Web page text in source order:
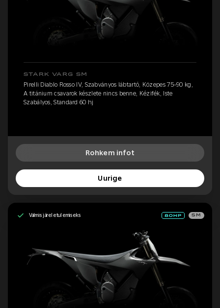
STARK VARG SM
Pirelli Diablo Rosso IV, Szabványos lábtartó, Közepes 75-90 kg,
A titánium csavarok készlete nincs benne, Kézifék, Iste
Szabályos, Standard 60 hj
Rohkem infot
Uurige
Valmis järeletulemiseks SM